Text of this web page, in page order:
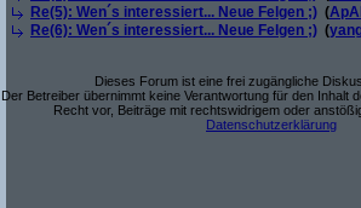
Re(5): Wen´s interessiert... Neue Felgen ;) (
Re(6): Wen´s interessiert... Neue Felgen ;) (
Dieses Forum ist eine frei zugängliche
Der Betreiber übernimmt keine Verantwortung für den Inhalt
Recht vor, Beiträge mit rechtswidrigem oder
Datenschutzerklärung